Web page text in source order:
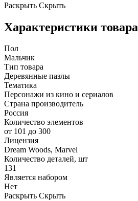
Раскрыть Скрыть
Характеристики товара
Пол
Мальчик
Тип товара
Деревянные пазлы
Тематика
Персонажи из кино и сериалов
Страна производитель
Россия
Количество элементов
от 101 до 300
Лицензия
Dream Woods, Marvel
Количество деталей, шт
131
Является набором
Нет
Раскрыть Скрыть